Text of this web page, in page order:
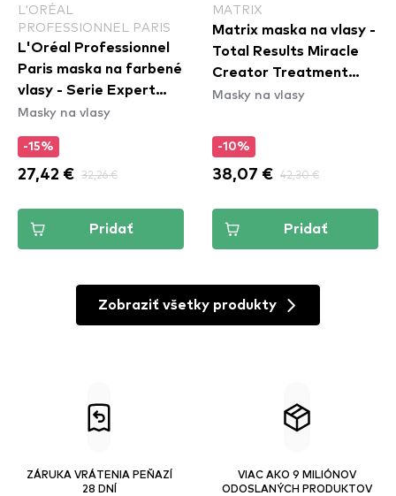
L'ORÉAL
PROFESSIONNEL PARIS
L'Oréal Professionnel
Paris maska na farbené
vlasy - Serie Expert
Vitamino Color Mask
Masky na vlasy
-15%
27,42 € 32,26 €
Pridať
MATRIX
Matrix maska na vlasy -
Total Results Miracle
Creator Treatment
Mask
Masky na vlasy
-10%
38,07 € 42,30 €
Pridať
Zobraziť všetky produkty
ZÁRUKA VRÁTENIA PEŇAZÍ
28 DNÍ
VIAC AKO 9 MILIÓNOV
ODOSLANÝCH PRODUKTOV